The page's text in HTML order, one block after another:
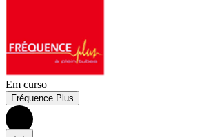
Em curso
Fréquence Plus